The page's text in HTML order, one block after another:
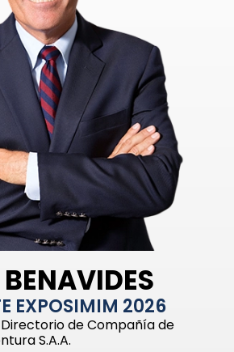
EXPOSIMIM 2026
de Compañía de
S.A.A.